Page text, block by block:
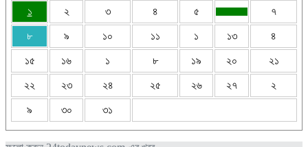
১
২ ৩ ৪ ৫ ৭
৮ ৯ ১০ ১১ ১ ১৩ ৪
১৫ ১৬ ১ ৮ ১৯ ২০ ২১
২২ ২৩ ২৪ ২৫ ২৬ ২৭ ২
৯ ৩০ ৩১